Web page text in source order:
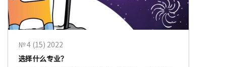
№ 4 (15) 2022
选择什么专业？